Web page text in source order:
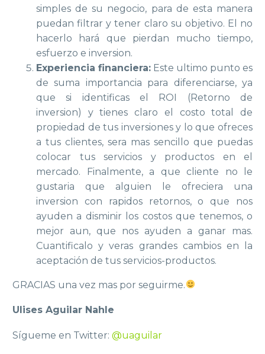
simples de su negocio, para de esta manera
puedan filtrar y tener claro su objetivo. El no
hacerlo hará que pierdan mucho tiempo,
esfuerzo e inversion.
Experiencia financiera: Este ultimo punto es
de suma importancia para diferenciarse, ya
que si identificas el ROI (Retorno de
inversion) y tienes claro el costo total de
propiedad de tus inversiones y lo que ofreces
a tus clientes, sera mas sencillo que puedas
colocar tus servicios y productos en el
mercado. Finalmente, a que cliente no le
gustaria que alguien le ofreciera una
inversion con rapidos retornos, o que nos
ayuden a disminir los costos que tenemos, o
mejor aun, que nos ayuden a ganar mas.
Cuantificalo y veras grandes cambios en la
aceptación de tus servicios-productos.
GRACIAS una vez mas por seguirme.
Ulises Aguilar Nahle
Sígueme en Twitter: @uaguilar